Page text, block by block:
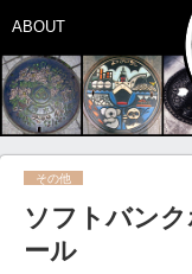
ABOUT
その他
ソフトバン
ール